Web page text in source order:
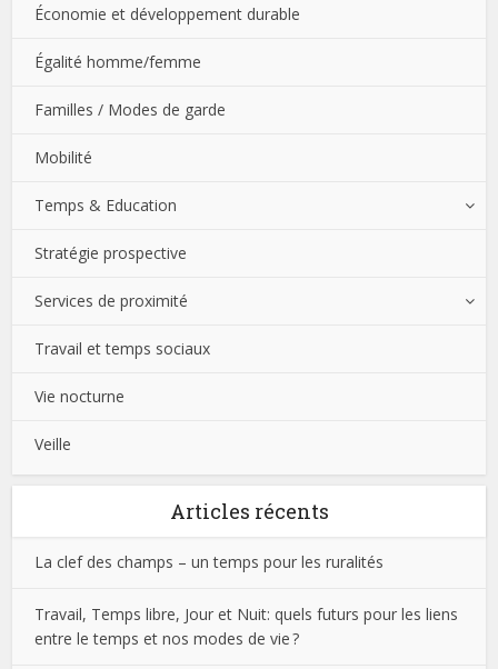
Économie et développement durable
Égalité homme/femme
Familles / Modes de garde
Mobilité
Temps & Education
Stratégie prospective
Services de proximité
Travail et temps sociaux
Vie nocturne
Veille
Articles récents
La clef des champs – un temps pour les ruralités
Travail, Temps libre, Jour et Nuit: quels futurs pour les liens
entre le temps et nos modes de vie ?